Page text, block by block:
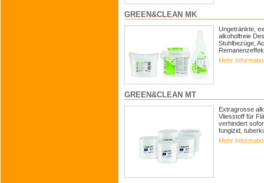
GREEN&CLEAN MK
Ungetränkte,
alkoholfreie
Stuhlbezüge,
Mehr
GREEN&CLEAN MT
Extragrosse
Vliesstoff für
verhindert
fungizid,
Mehr